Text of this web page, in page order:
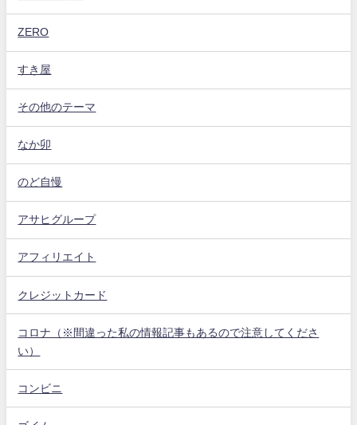
ZERO
すき屋
その他のテーマ
なか卯
のど自慢
アサヒグループ
アフィリエイト
クレジットカード
コロナ（※間違った私の情報記事もあるので注意してくださ
い）
コンビニ